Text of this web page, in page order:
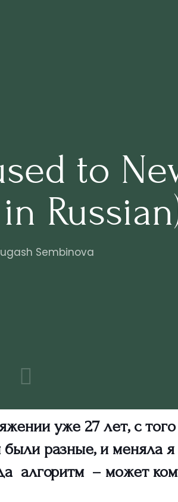
to
Sembinova
уже 27 лет, c
разные, и меняла
алгоритм – может